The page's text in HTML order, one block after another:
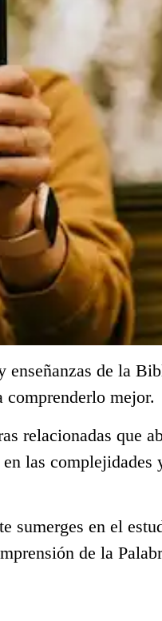
de la
comprenderlo mejor.
relacionadas que
las complejidades
sumerges en el
de la